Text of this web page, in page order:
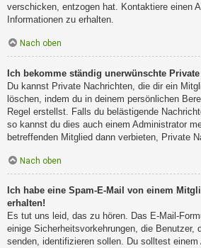
verschicken, entzogen hat. Kontaktiere einen
Informationen zu erhalten.
Nach oben
Ich bekomme ständig unerwünschte
Du kannst Private Nachrichten, die dir ein
löschen, indem du in deinem persönlichen
Regel erstellst. Falls du belästigende
so kannst du dies auch einem Administrator
betreffenden Mitglied dann verbieten, Private
Nach oben
Ich habe eine Spam-E-Mail von einem
erhalten!
Es tut uns leid, das zu hören. Das E-Mail-
einige Sicherheitsvorkehrungen, die Benutzer,
senden, identifizieren sollen. Du solltest einem